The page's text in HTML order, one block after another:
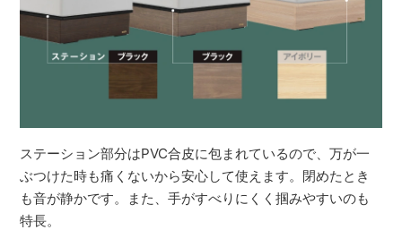
ステーション部分はPVC合皮に包まれているので、万が一
ぶつけた時も痛くないから安心して使えます。閉めたとき
も音が静かです。また、手がすべりにくく掴みやすいのも
特長。